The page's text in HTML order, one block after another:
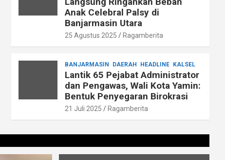
Anak Celebral Palsy di
Banjarmasin Utara
25 Agustus 2025 Ragamberita
BANJARMASIN DAERAH HEADLINE KALSEL
Lantik 65 Pejabat Administrator
dan Pengawas, Wali Kota Yamin:
Bentuk Penyegaran Birokrasi
21 Juli 2025 Ragamberita